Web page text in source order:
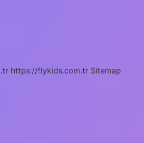
https://flykids.com.tr Sitemap